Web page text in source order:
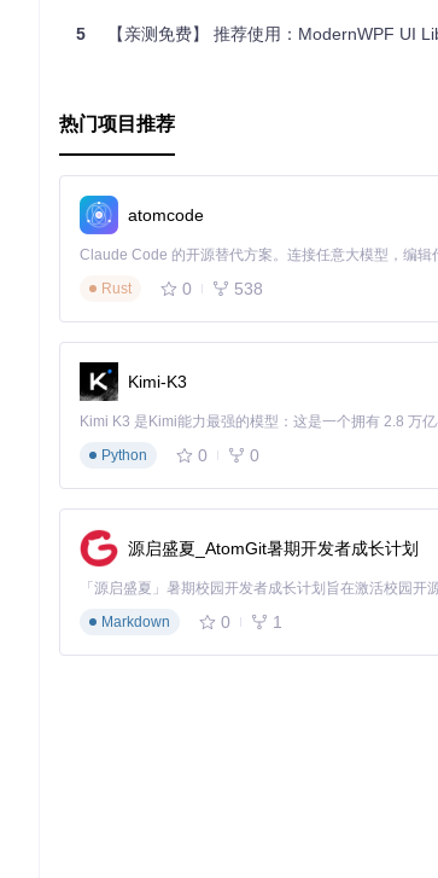
5 【亲测免费】 推荐使用：ModernWPF UI Library -
热门项目推荐
atomcode
Rust
0 538
Kimi-K3
Python
0 0
源启盛夏_AtomGit暑期开发者成长计划
Markdown
0 1